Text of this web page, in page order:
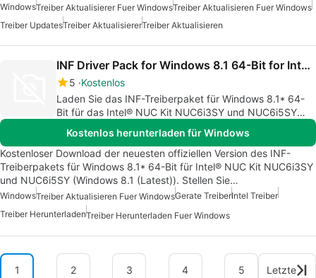
WindowsTreiber Aktualisierer Fuer WindowsTreiber Aktualisieren Fuer Windows
Treiber UpdatesTreiber AktualisiererTreiber Aktualisieren
INF Driver Pack for Windows 8.1 64-Bit for Intel NUC Kit
5 Kostenlos
Laden Sie das INF-Treiberpaket für Windows 8.1* 64-
Bit für das Intel® NUC Kit NUC6i3SY und NUC6i5SY
Kostenlos herunterladen für Windows
Kostenloser Download der neuesten offiziellen Version des INF-
Treiberpakets für Windows 8.1* 64-Bit für Intel® NUC Kit NUC6i3SY
und NUC6i5SY (Windows 8.1 (Latest)). Stellen Sie…
WindowsTreiber Aktualisieren Fuer WindowsGerate TreiberIntel Treiber
Treiber HerunterladenTreiber Herunterladen Fuer Windows
1 2 3 4 5 Letzte